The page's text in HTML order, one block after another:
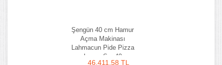
Şengün 40 cm Hamur
Açma Makinası
Lahmacun Pide Pizza
Lavaş Sm-40
46.411,58 TL